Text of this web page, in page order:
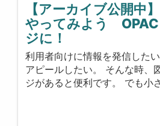
【アーカイブ公開中
やってみよう OPAC
ジに！
利用者向けに情報を発信した
アピールしたい。 そんな時、
ジがあると便利です。 でも小